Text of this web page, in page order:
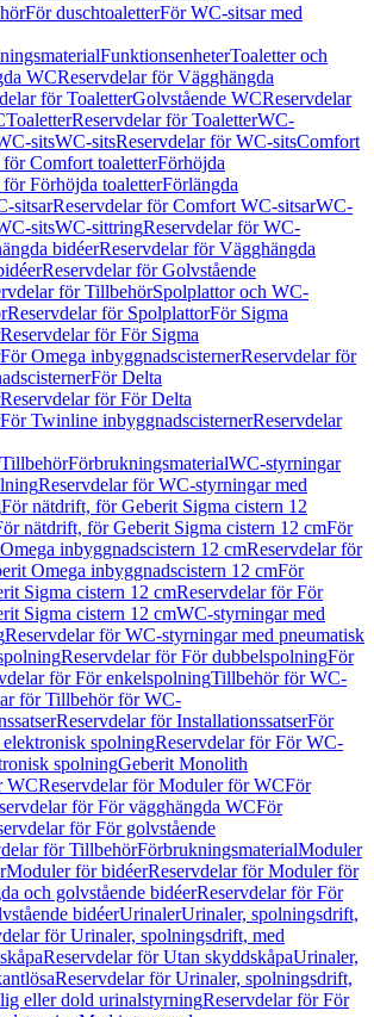
För duschtoaletterFör WC-sitsar med
FunktionsenheterToaletter och
WCReservdelar för Vägghängda
för ToaletterGolvstående WCReservdelar
ToaletterReservdelar för ToaletterWC-
sitsWC-sitsReservdelar för WC-sitsComfort
för Comfort toaletterFörhöjda
Förhöjda toaletterFörlängda
sitsarReservdelar för Comfort WC-sitsarWC-
sitsWC-sittringReservdelar för WC-
bidéerReservdelar för Vägghängda
Reservdelar för Golvstående
för TillbehörSpolplattor och WC-
Reservdelar för SpolplattorFör Sigma
Reservdelar för För Sigma
För Omega inbyggnadscisternerReservdelar för
För Delta
Reservdelar för För Delta
För Twinline inbyggnadscisternerReservdelar
TillbehörFörbrukningsmaterialWC-styrningar
Reservdelar för WC-styrningar med
För nätdrift, för Geberit Sigma cistern 12
nätdrift, för Geberit Sigma cistern 12 cmFör
inbyggnadscistern 12 cmReservdelar för
Omega inbyggnadscistern 12 cmFör
Sigma cistern 12 cmReservdelar för För
Sigma cistern 12 cmWC-styrningar med
Reservdelar för WC-styrningar med pneumatisk
Reservdelar för För dubbelspolningFör
för För enkelspolningTillbehör för WC-
för Tillbehör för WC-
Reservdelar för InstallationssatserFör
spolningReservdelar för För WC-
spolningGeberit Monolith
WCReservdelar för Moduler för WCFör
för För vägghängda WCFör
för För golvstående
för TillbehörFörbrukningsmaterialModuler
Moduler för bidéerReservdelar för Moduler för
och golvstående bidéerReservdelar för För
bidéerUrinalerUrinaler, spolningsdrift,
för Urinaler, spolningsdrift, med
Reservdelar för Utan skyddskåpaUrinaler,
Reservdelar för Urinaler, spolningsdrift,
eller dold urinalstyrningReservdelar för För